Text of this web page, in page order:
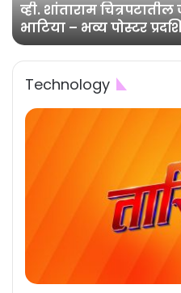
व्ही. शांताराम
भाटिया – भव्य पोस्टर
Technology